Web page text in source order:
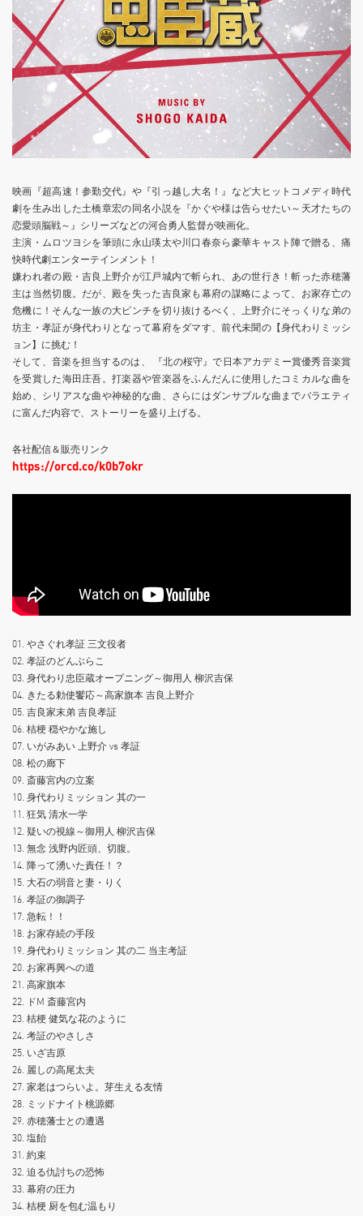
映画『超高速！参勤交代』や『引っ越し大名！』など大ヒットコメディ時代
劇を生み出した土橋章宏の同名小説を『かぐや様は告らせたい～天才たちの
恋愛頭脳戦～』シリーズなどの河合勇人監督が映画化。
主演・ムロツヨシを筆頭に永山瑛太や川口春奈ら豪華キャスト陣で贈る、痛
快時代劇エンターテインメント！
嫌われ者の殿・吉良上野介が江戸城内で斬られ、あの世行き！斬った赤穂藩
主は当然切腹。だが、殿を失った吉良家も幕府の謀略によって、お家存亡の
危機に！そんな一族の大ピンチを切り抜けるべく、上野介にそっくりな弟の
坊主・孝証が身代わりとなって幕府をダマす、前代未聞の【身代わりミッシ
ョン】に挑む！
そして、音楽を担当するのは、 『北の桜守』で日本アカデミー賞優秀音楽賞
を受賞した海田庄吾。打楽器や管楽器をふんだんに使用したコミカルな曲を
始め、シリアスな曲や神秘的な曲、さらにはダンサブルな曲までバラエティ
に富んだ内容で、ストーリーを盛り上げる。
各社配信＆販売リンク
https://orcd.co/k0b7okr
01. やさぐれ孝証 三文役者
02. 孝証のどんぶらこ
03. 身代わり忠臣蔵オープニング～御用人 柳沢吉保
04. きたる勅使饗応～高家旗本 吉良上野介
05. 吉良家末弟 吉良孝証
06. 桔梗 穏やかな施し
07. いがみあい 上野介 vs 孝証
08. 松の廊下
09. 斎藤宮内の立案
10. 身代わりミッション 其の一
11. 狂気 清水一学
12. 疑いの視線～御用人 柳沢吉保
13. 無念 浅野内匠頭、切腹。
14. 降って湧いた責任！？
15. 大石の弱音と妻・りく
16. 孝証の御調子
17. 急転！！
18. お家存続の手段
19. 身代わりミッション 其の二 当主考証
20. お家再興への道
21. 高家旗本
22. ドM 斎藤宮内
23. 桔梗 健気な花のように
24. 考証のやさしさ
25. いざ吉原
26. 麗しの高尾太夫
27. 家老はつらいよ。芽生える友情
28. ミッドナイト桃源郷
29. 赤穂藩士との遭遇
30. 塩飴
31. 約束
32. 迫る仇討ちの恐怖
33. 幕府の圧力
34. 桔梗 厨を包む温もり